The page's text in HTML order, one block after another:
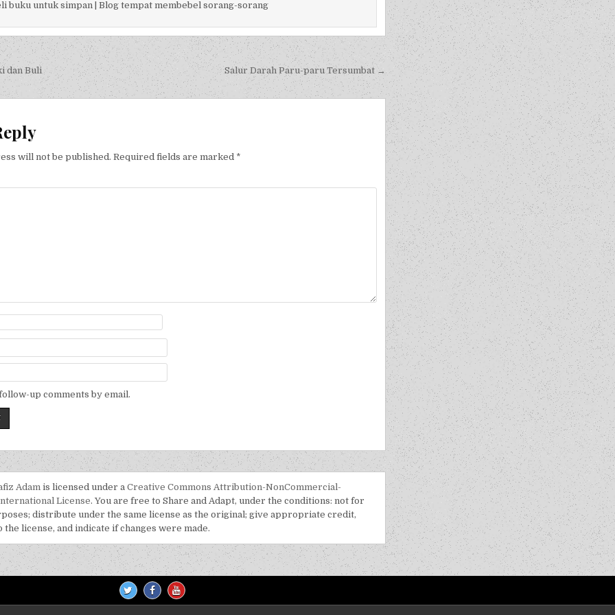
buku untuk simpan | Blog tempat membebel sorang-sorang
dan Buli Salur Darah Paru-paru Tersumbat →
will not be published. Required fields are marked *
up comments by email.
Adam is licensed under aCreative Commons Attribution-NonCommercial-
License. You are free to Share and Adapt, under the conditions: not for
distribute under the same license as the original; give appropriate credit,
license, and indicate if changes were made.